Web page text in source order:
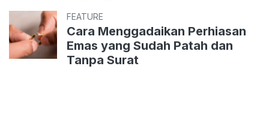
FEATURE
Cara Menggadaikan Perhiasan
Emas yang Sudah Patah dan
Tanpa Surat